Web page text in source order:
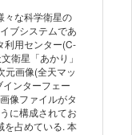
々な科学衛星の
ブシステムであ
利用センター(C-
衛星「あかり」
元画像(全天マッ
ンターフェー
像ファイルがタ
に構成されてお
を占めている. 本